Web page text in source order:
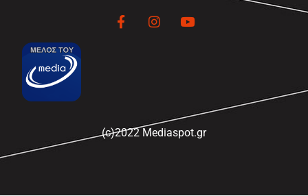
(c)2022 Mediaspot.gr